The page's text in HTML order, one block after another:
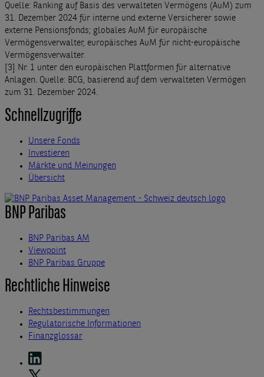
Quelle: Ranking auf Basis des verwalteten Vermögens (AuM) zum
31. Dezember 2024 für interne und externe Versicherer sowie
externe Pensionsfonds; globales AuM für europäische
Vermögensverwalter, europäisches AuM für nicht-europäische
Vermögensverwalter.
[3] Nr. 1 unter den europäischen Plattformen für alternative
Anlagen. Quelle: BCG, basierend auf dem verwalteten Vermögen
zum 31. Dezember 2024.
Schnellzugriffe
Unsere Fonds
Investieren
Märkte und Meinungen
Übersicht
BNP Paribas
BNP Paribas AM
Viewpoint
BNP Paribas Gruppe
Rechtliche Hinweise
Rechtsbestimmungen
Regulatorische Informationen
Finanzglossar